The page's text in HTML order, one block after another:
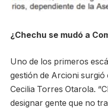
¿Chechu se mudó a
Uno de los primeros
gestión de Arcioni surgió
Cecilia Torres Otarola.
designar gente que no